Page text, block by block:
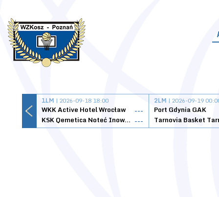
1LM | 2026-09-18 18:00
WKK Active Hotel Wrocław
---
KSK Qemetica Noteć Inowrocław ---
2LM | 2026-09-19
Port Gdynia GAK